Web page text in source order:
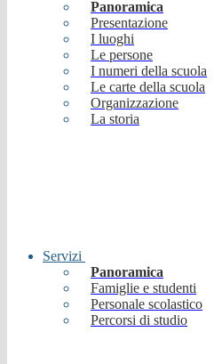
Panoramica
Presentazione
I luoghi
Le persone
I numeri della scuola
Le carte della scuola
Organizzazione
La storia
Servizi
Panoramica
Famiglie e studenti
Personale scolastico
Percorsi di studio